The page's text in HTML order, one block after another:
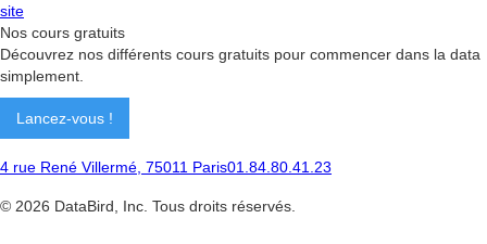
site
Nos cours gratuits
Découvrez nos différents cours gratuits pour commencer dans la data
simplement.
Lancez-vous !
4 rue René Villermé, 75011 Paris01.84.80.41.23
© 2026 DataBird, Inc. Tous droits réservés.